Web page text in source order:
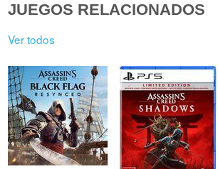
JUEGOS RELACIONADOS
Ver todos